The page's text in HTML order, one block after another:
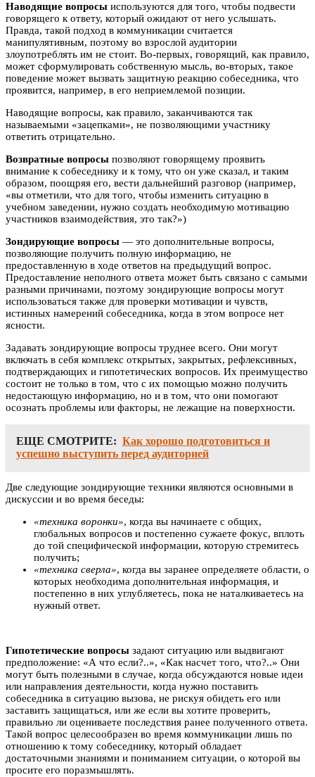
Наводящие вопросы используются для того, чтобы подвести
говорящего к ответу, который ожидают от него услышать.
Правда, такой подход в коммуникации считается
манипулятивным, поэтому во взрослой аудитории
злоупотреблять им не стоит. Во-первых, говорящий, как правило,
может сформулировать собственную мысль, во-вторых, такое
поведение может вызвать защитную реакцию собеседника, что
проявится, например, в его неприемлемой позиции.
Наводящие вопросы, как правило, заканчиваются так
называемыми «зацепками», не позволяющими участнику
ответить отрицательно.
Возвратные вопросы позволяют говорящему проявить
внимание к собеседнику и к тому, что он уже сказал, и таким
образом, поощряя его, вести дальнейший разговор (например,
«вы отметили, что для того, чтобы изменить ситуацию в
учебном заведении, нужно создать необходимую мотивацию
участников взаимодействия, это так?»)
Зондирующие вопросы — это дополнительные вопросы,
позволяющие получить полную информацию, не
предоставленную в ходе ответов на предыдущий вопрос.
Предоставление неполного ответа может быть связано с самыми
разными причинами, поэтому зондирующие вопросы могут
использоваться также для проверки мотивации и чувств,
истинных намерений собеседника, когда в этом вопросе нет
ясности.
Задавать зондирующие вопросы труднее всего. Они могут
включать в себя комплекс открытых, закрытых, рефлексивных,
подтверждающих и гипотетических вопросов. Их преимущество
состоит не только в том, что с их помощью можно получить
недостающую информацию, но и в том, что они помогают
осознать проблемы или факторы, не лежащие на поверхности.
ЕЩЕ СМОТРИТЕ: Как хорошо подготовиться и
успешно выступить перед аудиторией
Две следующие зондирующие техники являются основными в
дискуссии и во время беседы:
«техника воронки», когда вы начинаете с общих,
глобальных вопросов и постепенно сужаете фокус, вплоть
до той специфической информации, которую стремитесь
получить;
«техника сверла», когда вы заранее определяете области, о
которых необходима дополнительная информация, и
постепенно в них углубляетесь, пока не наталкиваетесь на
нужный ответ.
Гипотетические вопросы задают ситуацию или выдвигают
предположение: «А что если?..», «Как насчет того, что?..» Они
могут быть полезными в случае, когда обсуждаются новые идеи
или направления деятельности, когда нужно поставить
собеседника в ситуацию вызова, не рискуя обидеть его или
заставить защищаться, или же если вы хотите проверить,
правильно ли оцениваете последствия ранее полученного ответа.
Такой вопрос целесообразен во время коммуникации лишь по
отношению к тому собеседнику, который обладает
достаточными знаниями и пониманием ситуации, о которой вы
просите его поразмышлять.